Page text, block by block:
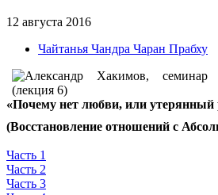
12 августа 2016
Чайтанья Чандра Чаран Прабху
«Почему нет любви, или утерянный
(Восстановление отношений с
Часть 1
Часть 2
Часть 3